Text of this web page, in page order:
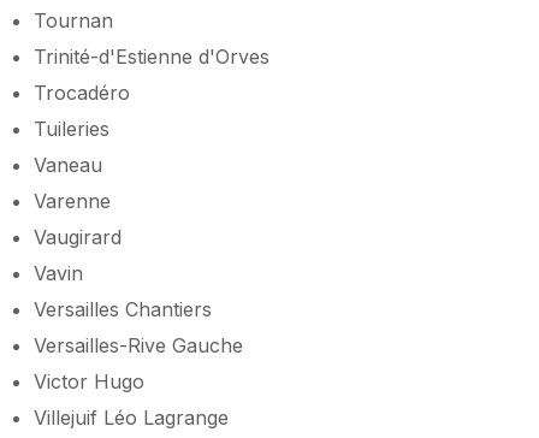
Tournan
Trinité-d'Estienne d'Orves
Trocadéro
Tuileries
Vaneau
Varenne
Vaugirard
Vavin
Versailles Chantiers
Versailles-Rive Gauche
Victor Hugo
Villejuif Léo Lagrange